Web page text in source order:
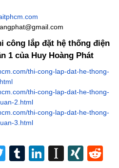
công lắp đặt hệ thống điện
1 của Huy Hoàng Phát
thi-cong-lap-dat-he-thong-
thi-cong-lap-dat-he-thong-
2.html
thi-cong-lap-dat-he-thong-
3.html
TwitterTumblrLinkedIn